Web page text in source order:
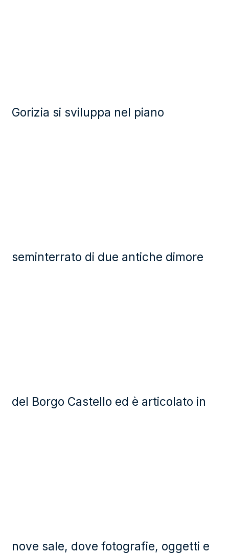
Gorizia si sviluppa nel piano
seminterrato di due antiche dimore
del Borgo Castello ed è articolato in
nove sale, dove fotografie, oggetti e